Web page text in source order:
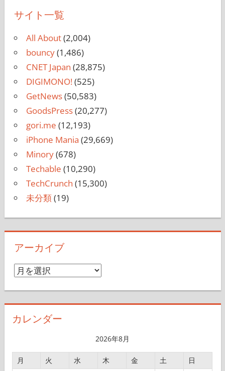
サイト一覧
All About(2,004)
bouncy(1,486)
CNET Japan (28,875)
DIGIMONO!(525)
GetNews(50,583)
GoodsPress(20,277)
gori.me (12,193)
iPhone Mania (29,669)
Minory(678)
Techable (10,290)
TechCrunch (15,300)
未分類(19)
アーカイブ
ア
イ
カレンダー
2026年8月
月 火 水 木 金 土
日